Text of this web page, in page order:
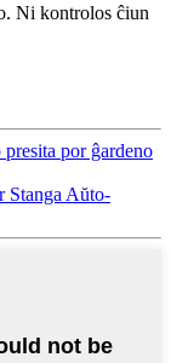
Ni kontrolos ĉiun
por ĝardeno
Stanga Aŭto-